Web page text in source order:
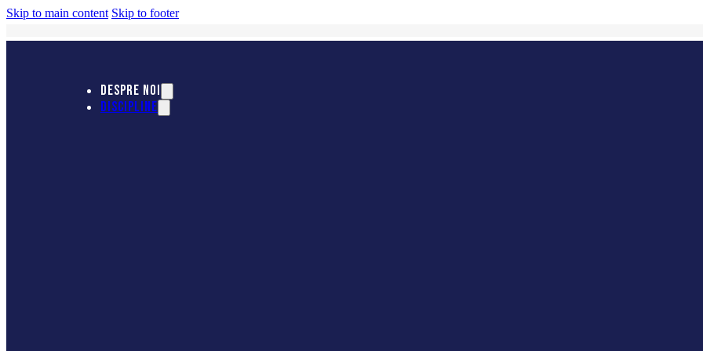
Skip to main content Skip to footer
DESPRE NOI
DISCIPLINE